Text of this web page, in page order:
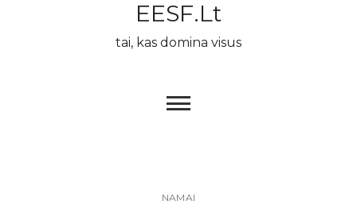
EESF.lt
tai, kas domina visus
NAMAI